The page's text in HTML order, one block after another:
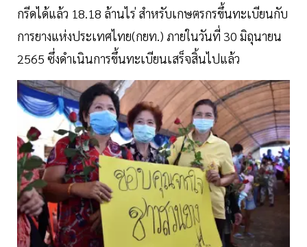
กรีดได้แล้ว 18.18 ล้านไร่ สำหรับเกษตรกรขึ้นทะเบียนกับ
การยางแห่งประเทศไทย(กยท.) ภายในวันที่ 30 มิถุนายน
2565 ซึ่งดำเนินการขึ้นทะเบียนเสร็จสิ้นไปแล้ว